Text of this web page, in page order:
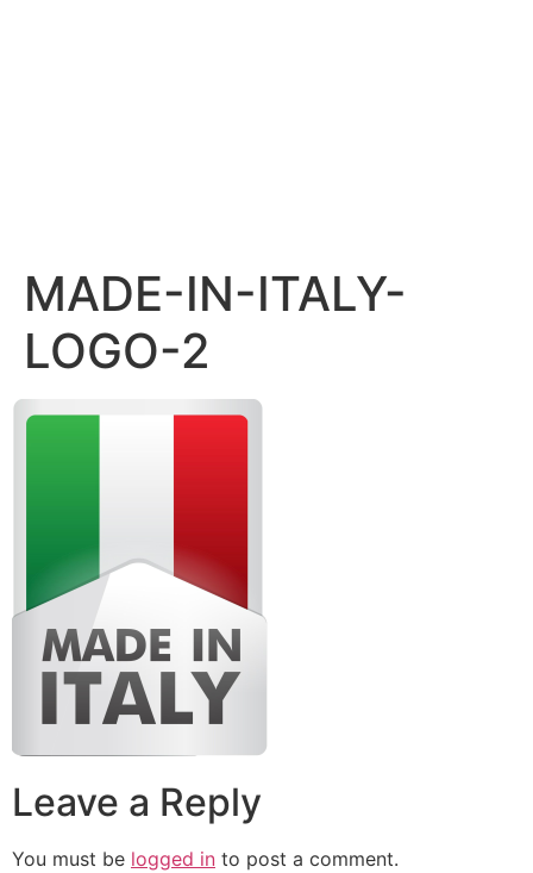
MADE-IN-ITALY-
LOGO-2
Leave a Reply
You must be logged in to post a comment.